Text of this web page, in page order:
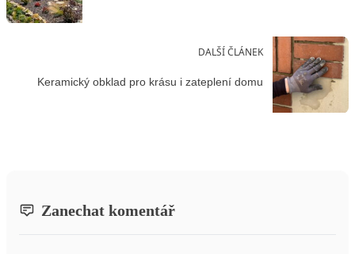
DALŠÍ ČLÁNEK
Keramický obklad pro krásu i zateplení domu
Zanechat komentář